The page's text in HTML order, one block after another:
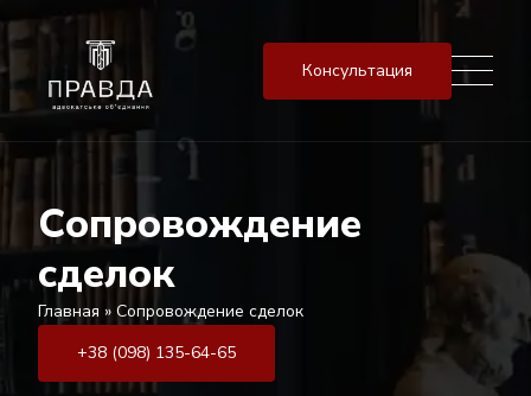
Консультация
Сопровождение
сделок
Главная » Сопровождение сделок
+38 (098) 135-64-65